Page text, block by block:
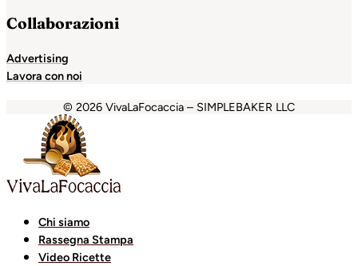
Collaborazioni
Advertising
Lavora con noi
© 2026 VivaLaFocaccia – SIMPLEBAKER LLC
Chi siamo
Rassegna Stampa
Video Ricette